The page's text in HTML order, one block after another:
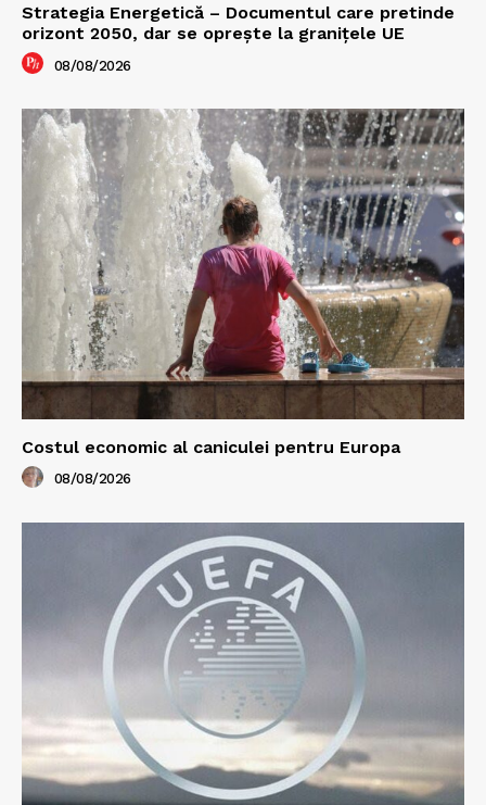
Strategia Energetică – Documentul care pretinde
orizont 2050, dar se oprește la granițele UE
08/08/2026
Costul economic al caniculei pentru Europa
08/08/2026